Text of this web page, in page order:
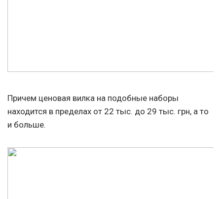
Причем ценовая вилка на подобные наборы
находится в пределах от 22 тыс. до 29 тыс. грн, а то
и больше.